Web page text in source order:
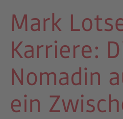
Mark
Karriere:
Nomadin
ein